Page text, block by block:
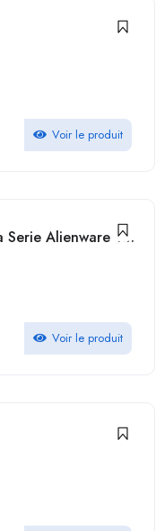
Voir le produit
Dell Chargeur 330W 19.5V 16.9A Power AC Adapter ADP-330AB pour la Serie Alienware 17 R4
Voir le produit